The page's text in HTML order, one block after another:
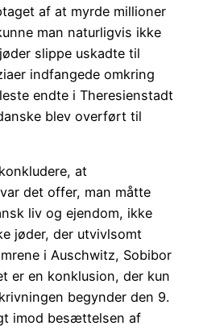
af at myrde millioner
man naturligvis ikke
slippe uskadte til
indfangede omkring
endte i Theresienstadt
blev overført til
at
det offer, man måtte
liv og ejendom, ikke
jøder, der utvivlsomt
i Auschwitz, Sobibor
er en konklusion, der kun
begynder den 9.
imod besættelsen af